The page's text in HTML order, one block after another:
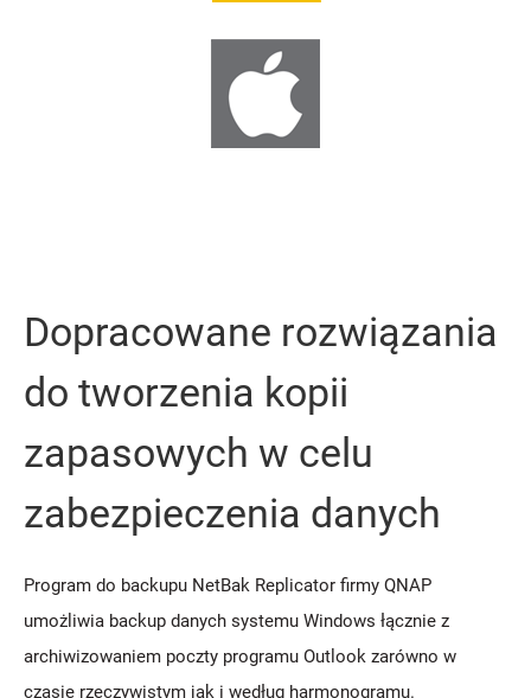
Dopracowane rozwiązania
do tworzenia kopii
zapasowych w celu
zabezpieczenia danych
Program do backupu NetBak Replicator firmy QNAP
umożliwia backup danych systemu Windows łącznie z
archiwizowaniem poczty programu Outlook zarówno w
czasie rzeczywistym jak i według harmonogramu.